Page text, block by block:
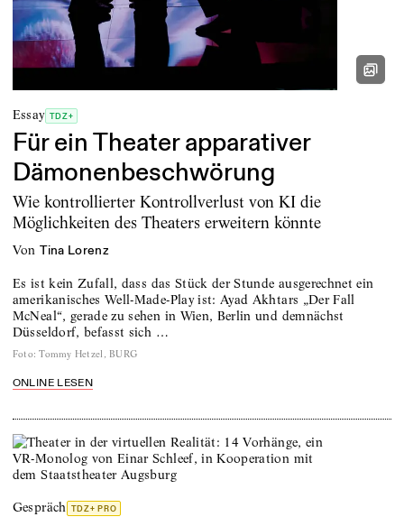
Essay TDZ+
Für ein Theater apparativer
Dämonenbeschwörung
Wie kontrollierter Kontrollverlust von KI die
Möglichkeiten des Theaters erweitern könnte
von Tina Lorenz
Es ist kein Zufall, dass das Stück der Stunde ausgerechnet ein
amerikanisches Well-Made-Play ist: Ayad Akhtars „Der Fall
McNeal“, gerade zu sehen in Wien, Berlin und demnächst
Düsseldorf, befasst sich …
Foto: Tommy Hetzel, BURG
ONLINE LESEN
Gespräch TDZ+ PRO